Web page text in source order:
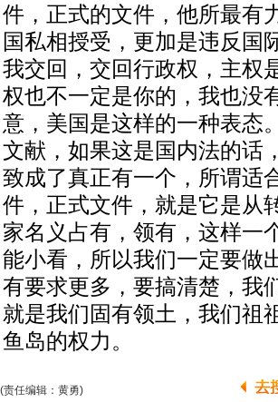
件，正式的文件，他所最有
国私相授受，更加是违反国
我交回，交回行政权，主权
权也不一定是你的，我也没
意，美国是这样的一种表态
文献，如果这是国内法的话
致成了真正有一个，所谓适
件，正式文件，就是它是从
家名义占有，领有，这样一
能小看，所以我们一定要做
有要求更多，要搞清楚，我
就是我们固有领土，我们祖
鱼岛的权力。
(责任编辑：黄勇)